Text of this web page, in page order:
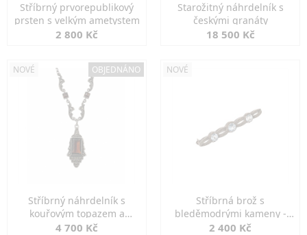
Stříbrný prvorepublikový
prsten s velkým ametystem
2 800 Kč
Starožitný náhrdelník s
českými granáty
18 500 Kč
NOVÉ OBJEDNÁNO
Stříbrný náhrdelník s
kouřovým topazem a
markazity
4 700 Kč
NOVÉ
Stříbrná brož s
bleděmodrými kameny -
jemná elegance
2 400 Kč